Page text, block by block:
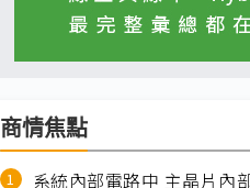
商情焦點
系統內部電路中 主晶片內